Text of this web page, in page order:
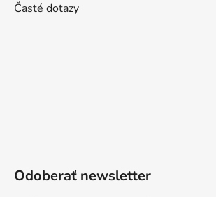
Časté dotazy
Odoberať newsletter